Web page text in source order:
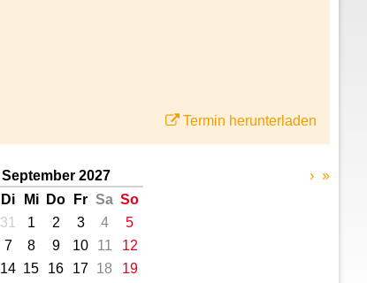
Termin herunterladen
September 2027
Di Mi Do Fr Sa So
31 1 2 3 4
5
7 8 9 10 11
12
14 15 16 17 18
19
› »